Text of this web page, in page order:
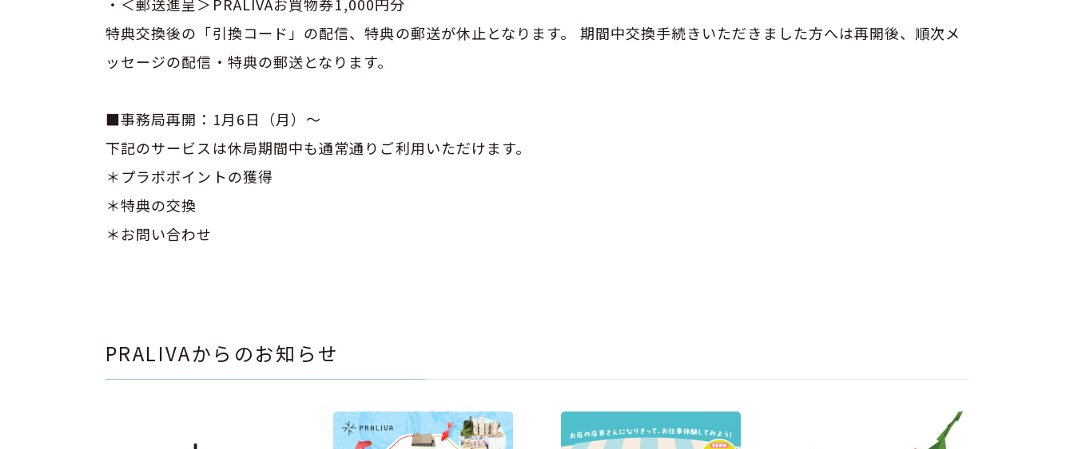
特典交換後の「引換コード」の配信、特典の郵送が休止となります。 期間中交換手続きいただきました方へは再開後、順次メ
ッセージの配信・特典の郵送となります。
■事務局再開：1月6日（月）～
下記のサービスは休局期間中も通常通りご利用いただけます。
＊プラポポイントの獲得
＊特典の交換
＊お問い合わせ
PRALIVAからのお知らせ